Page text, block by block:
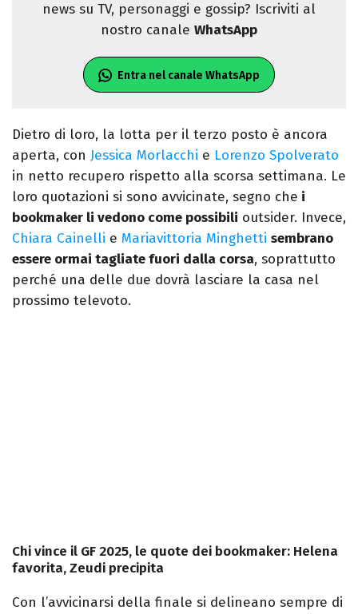
news su TV, personaggi e gossip? Iscriviti al
nostro canale WhatsApp
Entra nel canale WhatsApp
Dietro di loro, la lotta per il terzo posto è ancora
aperta, con Jessica Morlacchi e Lorenzo Spolverato
in netto recupero rispetto alla scorsa settimana. Le
loro quotazioni si sono avvicinate, segno che i
bookmaker li vedono come possibili outsider. Invece,
Chiara Cainelli e Mariavittoria Minghetti sembrano
essere ormai tagliate fuori dalla corsa, soprattutto
perché una delle due dovrà lasciare la casa nel
prossimo televoto.
Chi vince il GF 2025, le quote dei bookmaker: Helena
favorita, Zeudi precipita
Con l’avvicinarsi della finale si delineano sempre di